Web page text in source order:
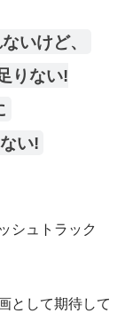
いけど、
りない!
い!
シュトラック
として期待して